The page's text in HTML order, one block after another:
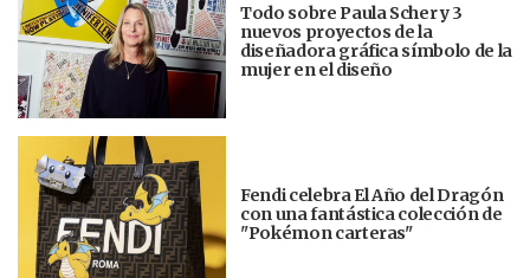
Todo sobre Paula Scher y 3
nuevos proyectos de la
diseñadora gráfica símbolo de la
mujer en el diseño
Fendi celebra El Año del Dragón
con una fantástica colección de
"Pokémon carteras"